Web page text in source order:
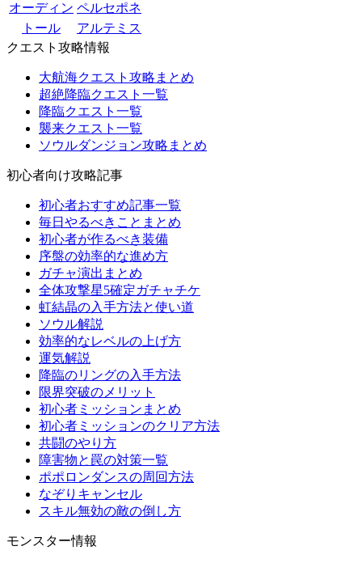
オーディン ペルセポネ
トール
アルテミス
クエスト攻略情報
大航海クエスト攻略まとめ
超絶降臨クエスト一覧
降臨クエスト一覧
襲来クエスト一覧
ソウルダンジョン攻略まとめ
初心者向け攻略記事
初心者おすすめ記事一覧
毎日やるべきことまとめ
初心者が作るべき装備
序盤の効率的な進め方
ガチャ演出まとめ
全体攻撃星5確定ガチャチケ
虹結晶の入手方法と使い道
ソウル解説
効率的なレベルの上げ方
運気解説
降臨のリングの入手方法
限界突破のメリット
初心者ミッションまとめ
初心者ミッションのクリア方法
共闘のやり方
障害物と罠の対策一覧
ポポロンダンスの周回方法
なぞりキャンセル
スキル無効の敵の倒し方
モンスター情報